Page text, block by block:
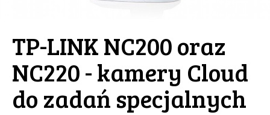
TP-LINK NC200 oraz
NC220 - kamery Cloud
do zadań specjalnych